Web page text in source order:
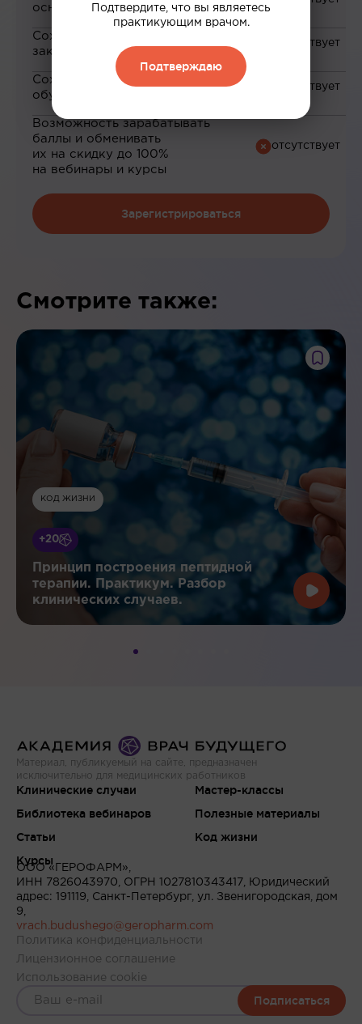
основе ваших интересов
Сохранение материалов в
закладки
Сохранение прогресса по
обучению
Возможность зарабатывать
баллы и обменивать
их на скидку до 100%
на вебинары и курсы
Зарегистрироваться
Смотрите также:
КОД ЖИЗНИ
+20
Принцип построения пептидной
терапии. Практикум. Разбор
клинических случаев.
Материал, публикуемый на сайте, предназначен
исключительно для медицинских работников
Клинические случаи
Библиотека вебинаров
Статьи
Курсы
Мастер-классы
Полезные материалы
Код жизни
ООО «ГЕРОФАРМ»,
ИНН 7826043970, ОГРН 1027810343417, Юридический
адрес: 191119, Санкт-Петербург, ул. Звенигородская, дом
9,
vrach.budushego@geropharm.com
Политика конфиденциальности
Лицензионное соглашение
Использование cookie
Подписаться
Подтвердите, что вы являетесь
практикующим врачом.
Подтверждаю